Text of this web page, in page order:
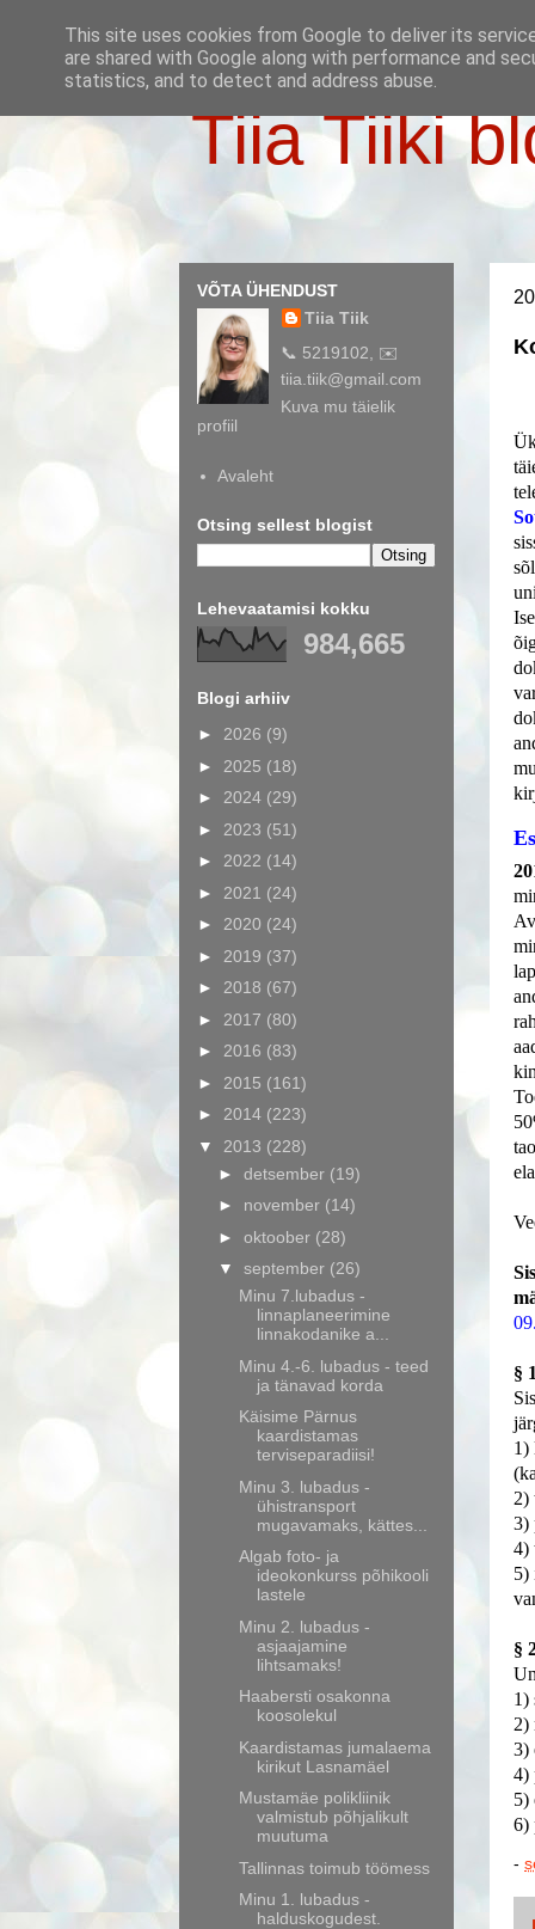
Tiia Tiiki
§
1)
2)
3)
4)
5)
§
1)
2)
3)
4)
5)
6)
-
VÕTA ÜHENDUST
Tiia Tiik
📞 5219102, ✉️
tiia.tiik@gmail.com
Kuva mu täielik
profiil
Avaleht
Otsing sellest blogist
Lehevaatamisi kokku
984,665
Blogi arhiiv
► 2026 (9)
► 2025 (18)
► 2024 (29)
► 2023 (51)
► 2022 (14)
► 2021 (24)
► 2020 (24)
► 2019 (37)
► 2018 (67)
► 2017 (80)
► 2016 (83)
► 2015 (161)
► 2014 (223)
▼ 2013 (228)
► detsember (19)
► november (14)
► oktoober (28)
▼ september (26)
Minu 7.lubadus -
linnaplaneerimine
linnakodanike a...
Minu 4.-6. lubadus - teed
ja tänavad korda
Käisime Pärnus
kaardistamas
terviseparadiisi!
Minu 3. lubadus -
ühistransport
mugavamaks, kättes...
Algab foto- ja
ideokonkurss põhikooli
lastele
Minu 2. lubadus -
asjaajamine
lihtsamaks!
Haabersti osakonna
koosolekul
Kaardistamas jumalaema
kirikut Lasnamäel
Mustamäe polikliinik
valmistub põhjalikult
muutuma
Tallinnas toimub töömess
Minu 1. lubadus -
halduskogudest.
This site uses cookies from Google to deliver its
are shared with Google along with performance and
statistics, and to detect and address abuse.